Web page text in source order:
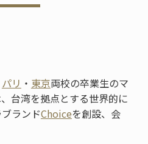
パリ ・ 東京両校の卒業生のマ
台湾を拠点とする世界的に
ランドChoiceを創設、会